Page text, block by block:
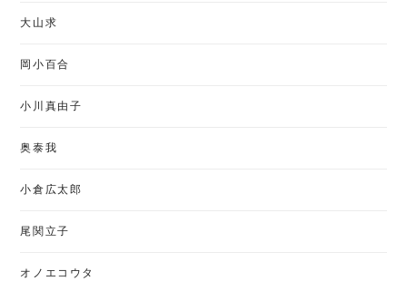
大山求
岡小百合
小川真由子
奥泰我
小倉広太郎
尾関立子
オノエコウタ